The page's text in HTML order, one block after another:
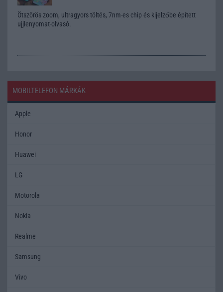
Ötszörös zoom, ultragyors töltés, 7nm-es chip és kijelzőbe épített
ujjlenyomat-olvasó.
MOBILTELEFON MÁRKÁK
Apple
Honor
Huawei
LG
Motorola
Nokia
Realme
Samsung
Vivo